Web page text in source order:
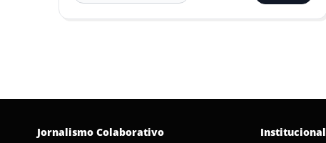
Jornalismo Colaborativo Institucional